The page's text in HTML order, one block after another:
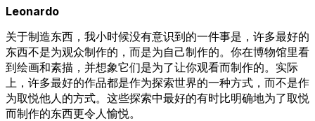
Leonardo
关于制造东西，我小时候没有意识到的一件事是，许多最好的
东西不是为观众制作的，而是为自己制作的。你在博物馆里看
到绘画和素描，并想象它们是为了让你观看而制作的。实际
上，许多最好的作品都是作为探索世界的一种方式，而不是作
为取悦他人的方式。这些探索中最好的有时比明确地为了取悦
而制作的东西更令人愉悦。